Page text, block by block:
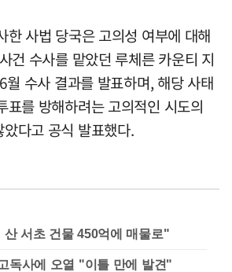
한 사법 당국은 고의성 여부에 대해
건 수사를 맡았던 루체른 카운티 지
수사 결과를 발표하며, 해당 사태
표를 방해하려는 고의적인 시도의
다고 공식 발표했다.
산 서초 건물 450억에 매물로"
독사에 오열 "이틀 만에 발견"